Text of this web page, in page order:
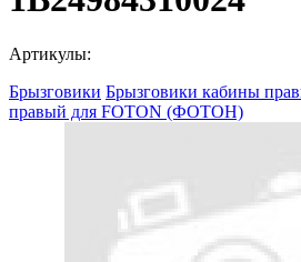
Артикулы:
Брызговики Брызговики кабины
правый для FOTON (ФОТОН)